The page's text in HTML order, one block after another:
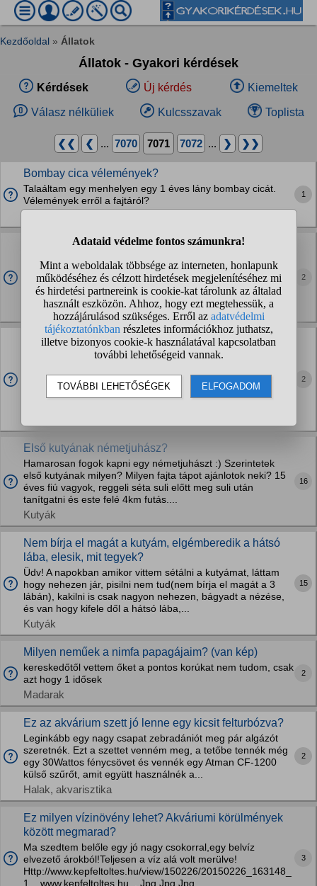
Kezdőoldal » Állatok
Állatok - Gyakori kérdések
Kérdések Új kérdés Kiemeltek
Válasz nélküliek Kulcsszavak Toplista
❮❮ ❮ ... 7070 7071 7072 ... ❯ ❯❯
Bombay cica vélemények?
Talaáltam egy menhelyen egy 1 éves lány bombay cicát.
Vélemények erről a fajtáról?
1
Az mindegy hogy hova teszem a szűrőt?
Eheim PickUp 2012-t tervezek de jó nagy ezért el szeretném
rejteni.Ha a sarokba beteszem és elé-mellé növényt ültetek
az jó?? Hogyan állítsam be a vízáramot? Mikor jó a
teljesítmény(1 óra alatt hányszor...
Halak, akvarisztika
2
A kutyám szétszedte a szemetest és a tartalmát java
részt megette. Lehet baja?
mutatkozni, hogy megértse, hogy rosszat csinált, de azért
aggódom is. A szemetesben sok mindent volt, romlott ételtől
2
Első kutyának németjuhász?
Hamarosan fogok kapni egy németjuhászt :) Szerintetek
első kutyának milyen? Milyen fajta tápot ajánlotok neki? 15
éves fiú vagyok, reggeli séta suli előtt meg suli után
tanítgatni és este felé 4km futás....
Kutyák
16
Nem bírja el magát a kutyám, elgémberedik a hátsó
lába, elesik, mit tegyek?
Üdv! A napokban amikor vittem sétálni a kutyámat, láttam
hogy nehezen jár, pisilni nem tud(nem bírja el magát a 3
lábán), kakilni is csak nagyon nehezen, bágyadt a nézése,
és van hogy kifele dől a hátsó lába,...
Kutyák
15
Milyen neműek a nimfa papagájaim? (van kép)
kereskedőtől vettem őket a pontos korúkat nem tudom, csak
azt hogy 1 idősek
Madarak
2
Ez az akvárium szett jó lenne egy kicsit felturbózva?
Leginkább egy nagy csapat zebradániót meg pár algázót
szeretnék. Ezt a szettet venném meg, a tetőbe tennék még
egy 30Wattos fénycsövet és vennék egy Atman CF-1200
külső szűrőt, amit együtt használnék a...
Halak, akvarisztika
2
Ez milyen vízinövény lehet? Akváriumi körülmények
között megmarad?
Ma szedtem belőle egy jó nagy csokorral,egy belvíz
elvezető árokból!Teljesen a víz alá volt merülve!
Http://www.kepfeltoltes.hu/view/150226/20150226_163148_
1__www.kepfeltoltes.hu_. Jpg Jpg Jpg
3